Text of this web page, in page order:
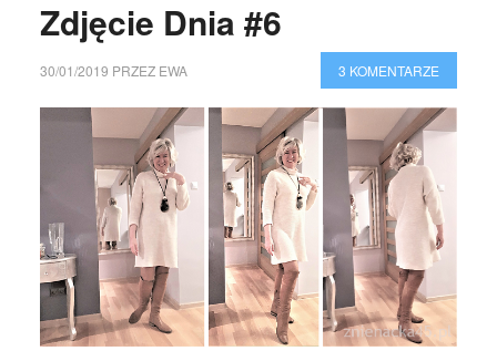
Zdjęcie Dnia #6
30/01/2019 PRZEZ EWA 3 KOMENTARZE